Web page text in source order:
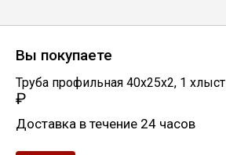
Вы покупаете
Труба профильная 40х25х2, 1 хлыст
₽
Доставка в течение 24 часов